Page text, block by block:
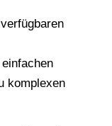
komplexen